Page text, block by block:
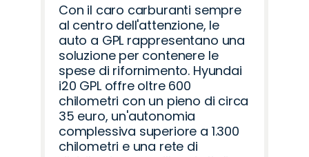
Con il caro carburanti sempre
al centro dell'attenzione, le
auto a GPL rappresentano una
soluzione per contenere le
spese di rifornimento. Hyundai
i20 GPL offre oltre 600
chilometri con un pieno di circa
35 euro, un'autonomia
complessiva superiore a 1.300
chilometri e una rete di